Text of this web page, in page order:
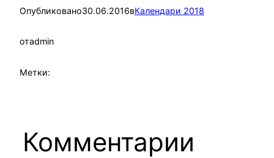
Опубликовано30.06.2016вКалендари 2018
отadmin
Метки:
Комментарии